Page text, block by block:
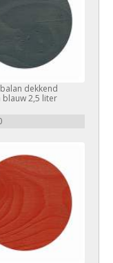
dekkend
blauw 2,5 liter